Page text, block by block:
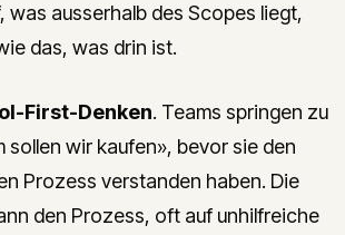
was ausserhalb des Scopes liegt,
das, was drin ist.
First-Denken. Teams springen zu
sollen wir kaufen», bevor sie den
Prozess verstanden haben. Die
den Prozess, oft auf unhilfreiche